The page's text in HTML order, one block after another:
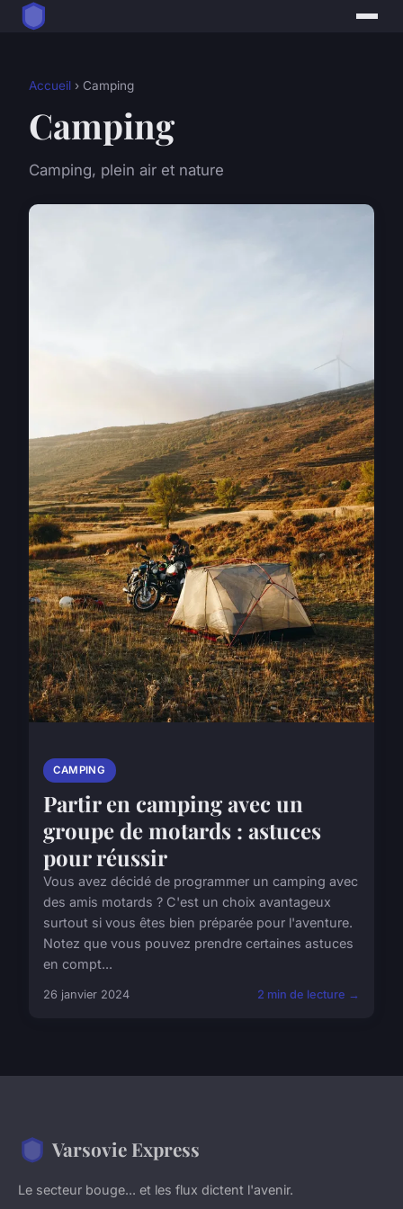
Accueil › Camping
Camping
Camping, plein air et nature
CAMPING
Partir en camping avec un
groupe de motards : astuces
pour réussir
Vous avez décidé de programmer un camping avec
des amis motards ? C'est un choix avantageux
surtout si vous êtes bien préparée pour l'aventure.
Notez que vous pouvez prendre certaines astuces
en compt...
26 janvier 2024 2 min de lecture →
Varsovie Express
Le secteur bouge... et les flux dictent l'avenir.